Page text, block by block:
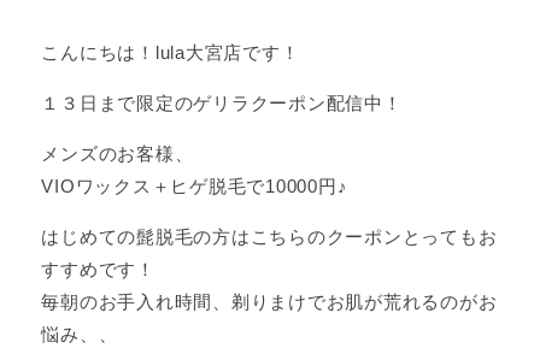
こんにちは！lula大宮店です！
１３日まで限定のゲリラクーポン配信中！
メンズのお客様、
VIOワックス＋ヒゲ脱毛で10000円♪
はじめての髭脱毛の方はこちらのクーポンとってもお
すすめです！
毎朝のお手入れ時間、剃りまけでお肌が荒れるのがお
悩み、、